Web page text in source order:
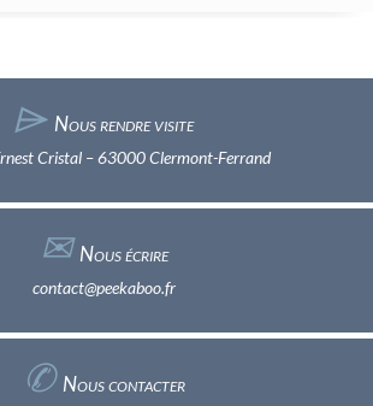
⌲ Nous rendre visite
Cristal – 63000 Clermont-Ferrand
✉︎Nous écrire
contact@peekaboo.fr
✆ Nous contacter